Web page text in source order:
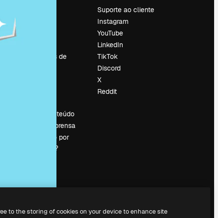
Tendências de
Vender conteúdo
Sala de imprensa
Procurando por
magnific.ai?
Suporte ao cliente
Instagram
YouTube
LinkedIn
TikTok
Discord
X
Reddit
to the storing of cookies on your device to enhance site